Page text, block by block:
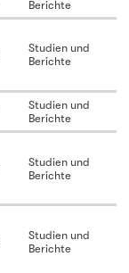
Berichte
Studien und
Berichte
Studien und
Berichte
Studien und
Berichte
Studien und
Berichte